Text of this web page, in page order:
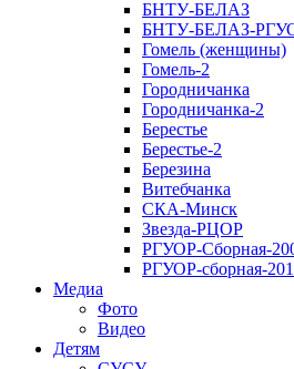
БНТУ-БЕЛАЗ
БНТУ-БЕЛАЗ-
Гомель (женщины)
Гомель-2
Городничанка
Городничанка-2
Берестье
Берестье-2
Березина
Витебчанка
СКА-Минск
Звезда-РЦОР
РГУОР-Сборная-
РГУОР-сборная-
Медиа
Фото
Видео
Детям